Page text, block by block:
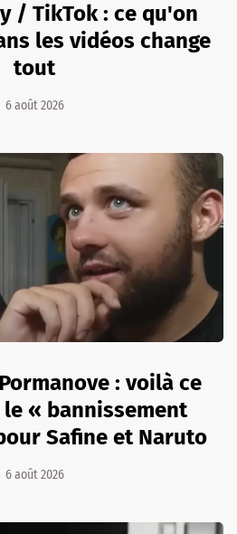
/ TikTok : ce qu'on
les vidéos change
tout
6 août 2026
: voilà ce
« bannissement
Safine et Naruto
6 août 2026